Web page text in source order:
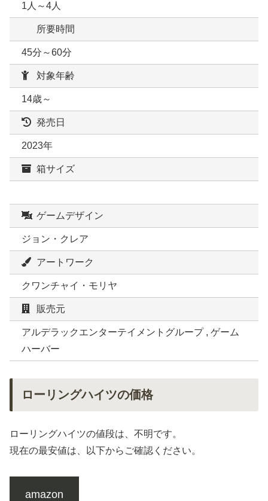
1人～4人
所要時間
45分～60分
対象年齢
14歳～
発売日
2023年
箱サイズ
ゲームデザイン
ジョン・クレア
アートワーク
クワンチャイ・モリヤ
販売元
アルデラックエンターテイメントグループ , ゲーム
ハーバー
ローリングハイツの価格
ローリングハイツの値段は、不明です。
現在の最安値は、以下からご確認ください。
amazon